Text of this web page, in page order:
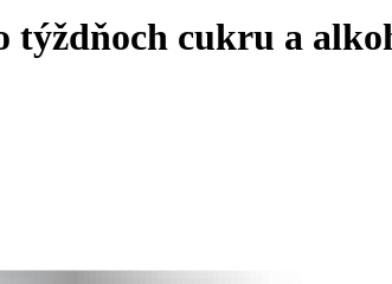
týždňoch cukru a